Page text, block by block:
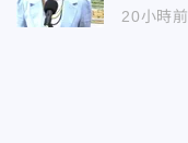
20小時前